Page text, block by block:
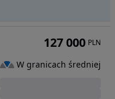
127 000 PLN
W granicach średniej